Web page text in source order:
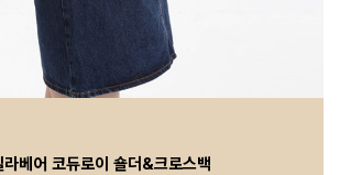
라베어 코듀로이 숄더&크로스백